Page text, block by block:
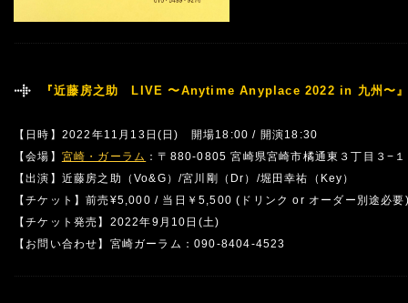
『近藤房之助 LIVE 〜Anytime Anyplace 2022 in 九州〜
【日時】2022年11月13日(日) 開場18:00 / 開演18:30
【会場】 宮崎・ガーラム ：〒880-0805 宮崎県宮崎市橘通東３丁目３−
【出演】近藤房之助（Vo&G）/宮川剛（Dr）/堀田幸祐（Key）
【チケット】前売¥5,000 / 当日￥5,500 (ドリンク or オーダー別途必要
【チケット発売】2022年9月10日(土)
【お問い合わせ】宮崎ガーラム：090-8404-4523